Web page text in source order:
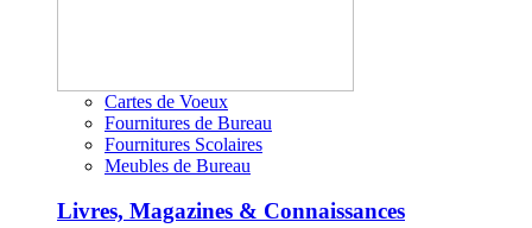
Cartes de Voeux
Fournitures de Bureau
Fournitures Scolaires
Meubles de Bureau
Livres, Magazines & Connaissances